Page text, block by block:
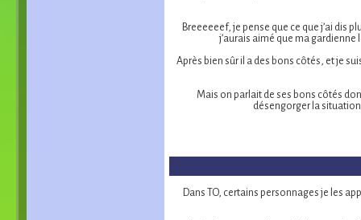
Breeeeeef, je pense que ce que j’ai
j’aurais aimé que ma gardienne
Après bien sûr il a des bons côtés, et je
Mais on parlait de ses bons côtés
désengorger la
Dans TO, certains personnages je les